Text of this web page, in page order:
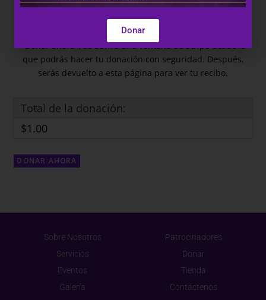
Dona rápidamente y de forma segura con Stripe
Después de que hagas clic en el botón
«Donar ahora», se abrirá una ventana de Stripe desde la
que podrás hacer tu donación con seguridad. Después,
serás devuelto a esta página para ver tu recibo.
Total de la donación:
$1.00
Sobre Nosotros
Servicios
Eventos
Galería
Patrocinadores
Donar
Tienda
Contáctenos
Donar